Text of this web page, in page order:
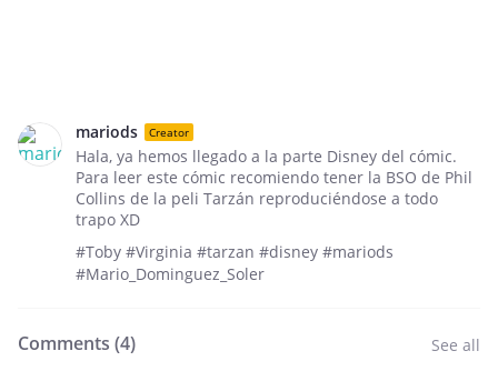
mariods Creator
Hala, ya hemos llegado a la parte Disney del cómic.
Para leer este cómic recomiendo tener la BSO de Phil
Collins de la peli Tarzán reproduciéndose a todo
trapo XD
#Toby #Virginia #tarzan #disney #mariods
#Mario_Dominguez_Soler
Comments (4) See all